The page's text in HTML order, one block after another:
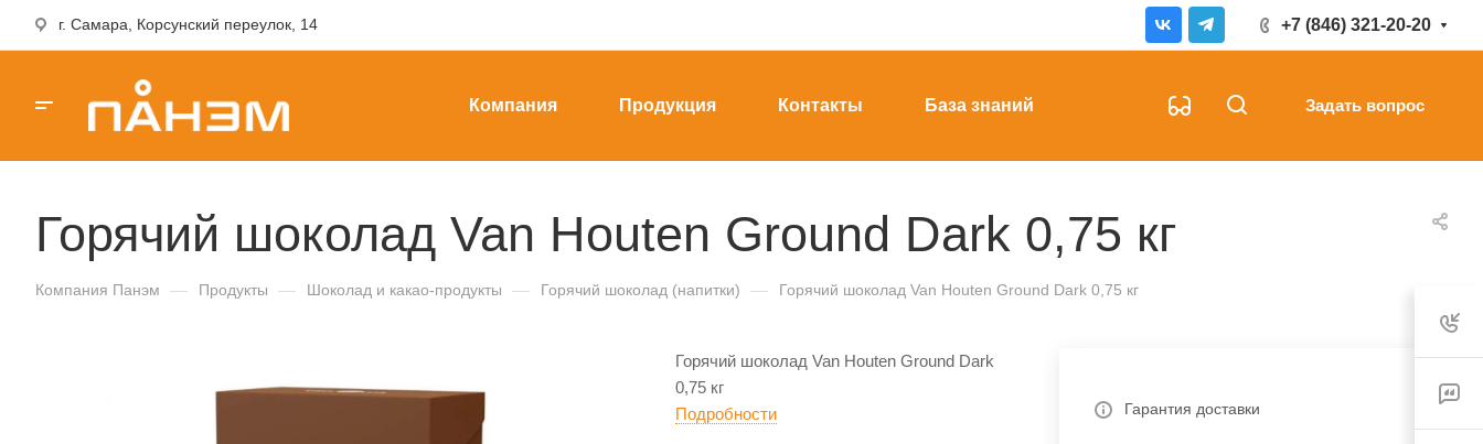
г. Самара, Корсунский переулок, 14 +7 (846) 321-20-20
Компания Продукция Контакты База знаний Задать вопрос
Горячий шоколад Van Houten Ground Dark 0,75 кг
Компания Панэм — Продукты — Шоколад и какао-продукты — Горячий шоколад (напитки) — Горячий шоколад Van Houten Ground Dark 0,75 кг
Гарантия доставки
Горячий шоколад Van Houten Ground Dark
0,75 кг
Подробности